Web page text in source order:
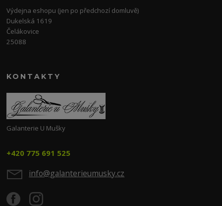
Výdejna eshopu (jen po předchozí domluvě)
Dukelská 1619
Čelákovice
25088
KONTAKTY
Galanterie U Mušky
+420 775 691 525
info@galanterieumusky.cz